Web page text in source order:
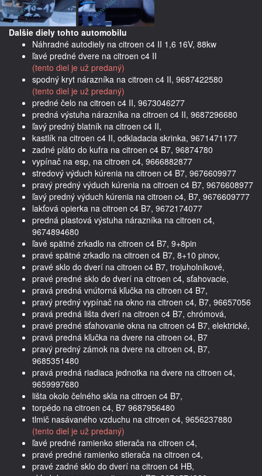
Dalšie diely tohto automobilu
Náhradné autodiely na citroen c4 II 1,6 16V, 88kw
ľavé predné dvere na citroen c4 II
(tento diel je už predaný)
spodný kryt nárazníka na citroen c4 II, 9687422580
(tento diel je už predaný)
predné čelo na citroen c4 II, 9673046277
predná výstuha nárazníka na citroen c4 II, 9687296680
ľavý predný blatník na citroen c4 II,
kastlík na citroen c4 II, odkladacia skrinka, 9671471177
zadné pláto do kufra na citroen c4 B7, 96874780
vypínač na esp, na citroen c4, 9666882877
stredový výduch kúrenia na citroen c4 B7, 9676609977
pravý predný výduch kúrenia na citroen c4 B7, 9676608977
ľavý predný výduch kúrenia na citroen c4, B7, 9676609777
lakťová opierka na citroen c4 B7, 9672174077
predná plastová výstuha nárazníka na citroen c4,
9674894680
ľavé spätné zrkadlo na citroen c4 B7, 9+8pin
pravé spätné zrkadlo na citroen c4 B7, 8+10 pinov,
pravé sklo do dverí na citroen c4 B7, trojuholníkové,
pravé predné sklo do dverí na citroen c4, sťahovacie,
pravá predná vnútorná kľučka na citroen c4 B7,
pravý predný vypínač na okno na citroen c4, B7, 96657056
pravá predná lišta dverí na citroen c4 B7, chrómová,
pravé predné sťahovanie okna na citroen c4 B7, elektrické,
pravá predná kľučka na dvere na citroen c4, B7
pravý predný zámok na dvere na citroen c4, B7,
9685351480
pravá predná riadiaca jednotka na dvere na citroen c4,
9659997680
lišta okolo čelného skla na citroen c4 B7,
torpédo na citroen c4, B7 9687956480
tlmič nasávaného vzduchu na citroen c4, 9656237880
(tento diel je už predaný)
ľavé predné ramienko stierača na citroen c4,
pravé predné ramienko stierača na citroen c4,
pravé zadné sklo do dverí na citroen c4 HB,